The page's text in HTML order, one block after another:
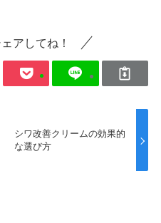
アしてね！
シワ改善クリームの効果的
な選び方